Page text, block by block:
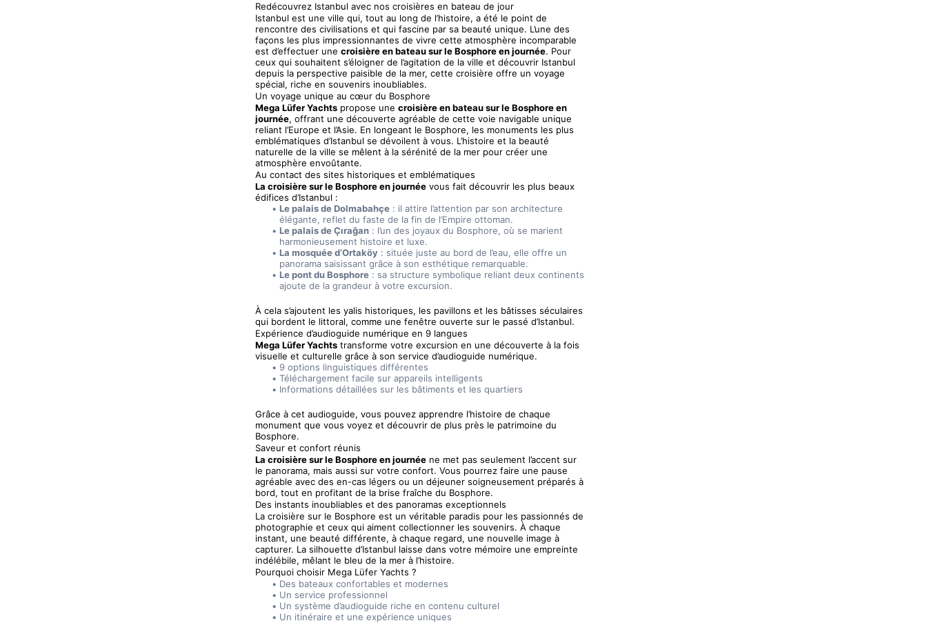
Redécouvrez Istanbul avec nos croisières en bateau de jour
Istanbul est une ville qui, tout au long de l’histoire, a été le point de
rencontre des civilisations et qui fascine par sa beauté unique. L’une des
façons les plus impressionnantes de vivre cette atmosphère incomparable
est d’effectuer une croisière en bateau sur le Bosphore en journée. Pour
ceux qui souhaitent s’éloigner de l’agitation de la ville et découvrir Istanbul
depuis la perspective paisible de la mer, cette croisière offre un voyage
spécial, riche en souvenirs inoubliables.
Un voyage unique au cœur du Bosphore
Mega Lüfer Yachts propose une croisière en bateau sur le Bosphore en
journée, offrant une découverte agréable de cette voie navigable unique
reliant l’Europe et l’Asie. En longeant le Bosphore, les monuments les plus
emblématiques d’Istanbul se dévoilent à vous. L’histoire et la beauté
naturelle de la ville se mêlent à la sérénité de la mer pour créer une
atmosphère envoûtante.
Au contact des sites historiques et emblématiques
La croisière sur le Bosphore en journée vous fait découvrir les plus beaux
édifices d’Istanbul :
Le palais de Dolmabahçe : il attire l’attention par son architecture
élégante, reflet du faste de la fin de l’Empire ottoman.
Le palais de Çırağan : l’un des joyaux du Bosphore, où se marient
harmonieusement histoire et luxe.
La mosquée d’Ortaköy : située juste au bord de l’eau, elle offre un
panorama saisissant grâce à son esthétique remarquable.
Le pont du Bosphore : sa structure symbolique reliant deux continents
ajoute de la grandeur à votre excursion.
À cela s’ajoutent les yalis historiques, les pavillons et les bâtisses séculaires
qui bordent le littoral, comme une fenêtre ouverte sur le passé d’Istanbul.
Expérience d’audioguide numérique en 9 langues
Mega Lüfer Yachts transforme votre excursion en une découverte à la fois
visuelle et culturelle grâce à son service d’audioguide numérique.
9 options linguistiques différentes
Téléchargement facile sur appareils intelligents
Informations détaillées sur les bâtiments et les quartiers
Grâce à cet audioguide, vous pouvez apprendre l’histoire de chaque
monument que vous voyez et découvrir de plus près le patrimoine du
Bosphore.
Saveur et confort réunis
La croisière sur le Bosphore en journée ne met pas seulement l’accent sur
le panorama, mais aussi sur votre confort. Vous pourrez faire une pause
agréable avec des en-cas légers ou un déjeuner soigneusement préparés à
bord, tout en profitant de la brise fraîche du Bosphore.
Des instants inoubliables et des panoramas exceptionnels
La croisière sur le Bosphore est un véritable paradis pour les passionnés de
photographie et ceux qui aiment collectionner les souvenirs. À chaque
instant, une beauté différente, à chaque regard, une nouvelle image à
capturer. La silhouette d’Istanbul laisse dans votre mémoire une empreinte
indélébile, mêlant le bleu de la mer à l’histoire.
Pourquoi choisir Mega Lüfer Yachts ?
Des bateaux confortables et modernes
Un service professionnel
Un système d’audioguide riche en contenu culturel
Un itinéraire et une expérience uniques